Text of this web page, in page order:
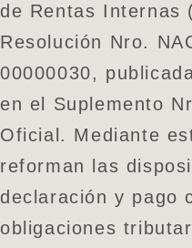
de Rentas Internas
Resolución Nro.
00000030,
en el Suplemento
Oficial. Mediante
reforman las
declaración y pago
obligaciones